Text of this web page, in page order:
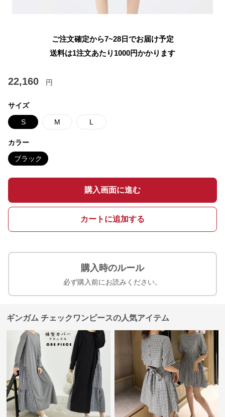
ご注文確定から7~28日でお届け予定
送料は1注文あたり 1000円かかります
22,160 円
サイズ
S M L
カラー
ブラック
購入画面に進む
カートに追加する
購入時のルール
必ず購入前にお読みください。
ギンガム チェックワンピースの人気アイテム